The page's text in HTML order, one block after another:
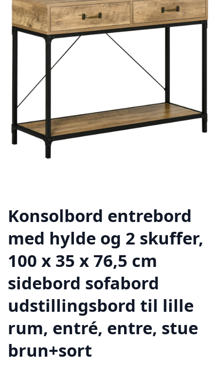
Konsolbord entrebord
med hylde og 2 skuffer,
100 x 35 x 76,5 cm
sidebord sofabord
udstillingsbord til lille
rum, entré, entre, stue
brun+sort